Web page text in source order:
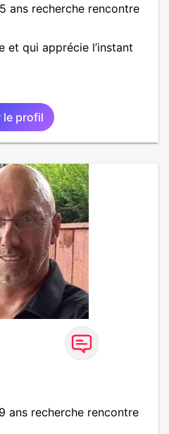
ans recherche rencontre
et qui apprécie l’instant
le profil
ans recherche rencontre